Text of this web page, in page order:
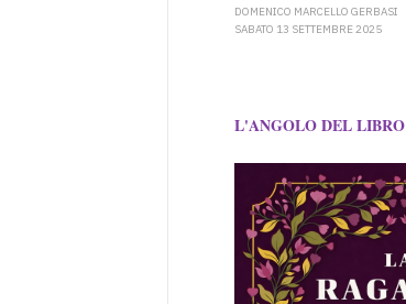
DOMENICO MARCELLO GERBASI
SABATO 13 SETTEMBRE 2025
L'ANGOLO DEL LIBRO